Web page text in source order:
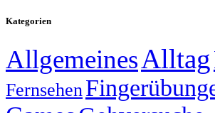
Kategorien
AllgemeinesAlltag
Fernsehen